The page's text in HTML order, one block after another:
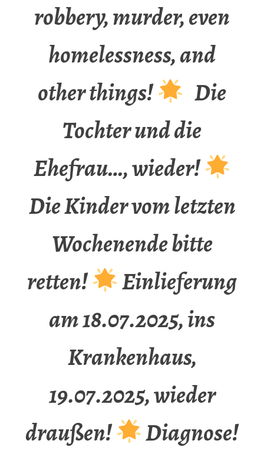
robbery, murder, even
homelessness, and
other things!
Die
Tochter und die
Ehefrau…, wieder!
Die Kinder vom letzten
Wochenende bitte
retten!
Einlieferung
am 18.07.2025, ins
Krankenhaus,
19.07.2025, wieder
draußen!
Diagnose!